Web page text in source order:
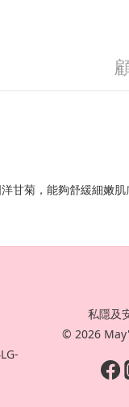
甘菊，能夠舒緩細嫩
私隱及
© 2026